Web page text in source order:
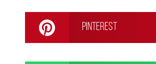
Pinterest